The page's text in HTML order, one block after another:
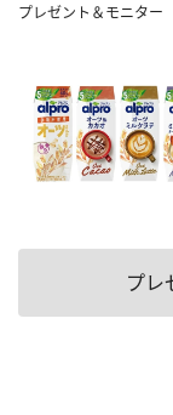
プレゼント＆モニター
プレ